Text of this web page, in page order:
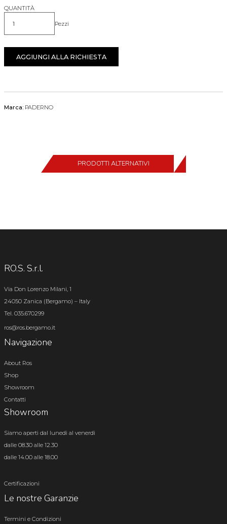
QUANTITÀ
Quantità Pezzi
AGGIUNGI ALLA RICHIESTA
Marca: PADERNO
PRODOTTI ALTERNATIVI
RO.S. S.r.l.
Via Don Lorenzo Milani, 1
24050 Zanica (Bergamo) – Italy
Tel. 035.670299
ros@ros.bergamo.it
Navigazione
About Ros
Shop
Showroom
Contatti
Showroom
Siamo aperti dal lunedì al venerdì
dalle 08.30 alle 12.30
dalle 14.00 alle 18.00
Certificazioni
Le nostre Garanzie
Termini e Condizioni